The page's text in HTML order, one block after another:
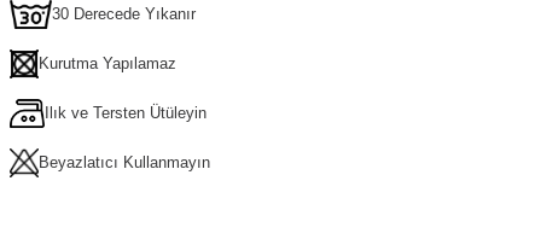
30 Derecede Yıkanır
Kurutma Yapılamaz
Ilık ve Tersten Ütüleyin
Beyazlatıcı Kullanmayın